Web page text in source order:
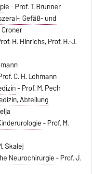
- Prof. T. Brunner
, Gefäß- und
Croner
H. Hinrichs, Prof. H.-J.
C. H. Lohmann
- Prof. M. Pech
Abteilung
- Prof. M.
Skalej
Neurochirurgie- Prof. J.